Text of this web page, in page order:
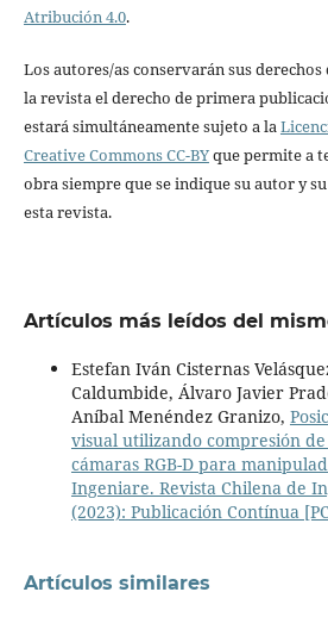
Atribución 4.0.
Los autores/as conservarán sus
la revista el derecho de primera
estará simultáneamente sujeto a la
Creative Commons CC-BYque permite a
obra siempre que se indique su autor y
esta revista.
Artículos más leídos del
Estefan Iván Cisternas
Caldumbide, Álvaro Javier
Aníbal Menéndez Granizo,
visual utilizando compresión
cámaras RGB-D para
Ingeniare. Revista Chilena de
(2023): Publicación Contínua
Artículos similares